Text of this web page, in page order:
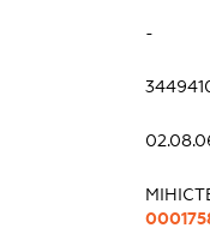
-